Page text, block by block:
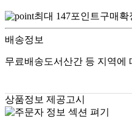
최대 147포인트구매확
배송정보
무료배송도서산간 등 지역에
상품정보 제공고시